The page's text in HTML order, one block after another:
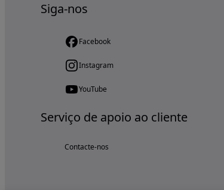
Siga-nos
Facebook
Instagram
YouTube
Serviço de apoio ao cliente
Contacte-nos